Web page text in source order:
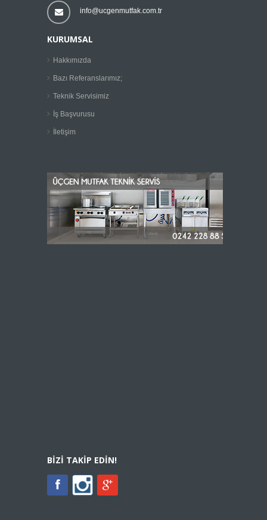
info@ucgenmutfak.com.tr
KURUMSAL
Hakkımızda
Bazı Referanslarımız;
Teknik Servisimiz
İş Başvurusu
İletişim
BIZI TAKIP EDIN!